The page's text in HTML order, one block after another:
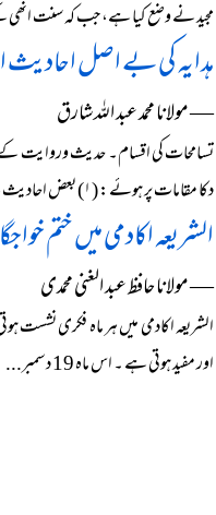
مجید نے وضع کیا ہے، جب کہ سنت
ہدایہ کی بے اصل احادیث
― مولانا محمد عبد اللہ شارق
تسامحات کی اقسام۔ حدیث وروایت کے
دکا مقامات پر ہوئے: (۱) بعض احادیث کے مضمون میں اضافہ...
الشریعہ اکادمی میں ختم
― مولانا حافظ عبد الغنی محمدی
الشریعہ اکادمی میں ہر ماہ فکری نشست
اور مفید ہوتی ہے ۔ اس ماہ 19 دسمبر...